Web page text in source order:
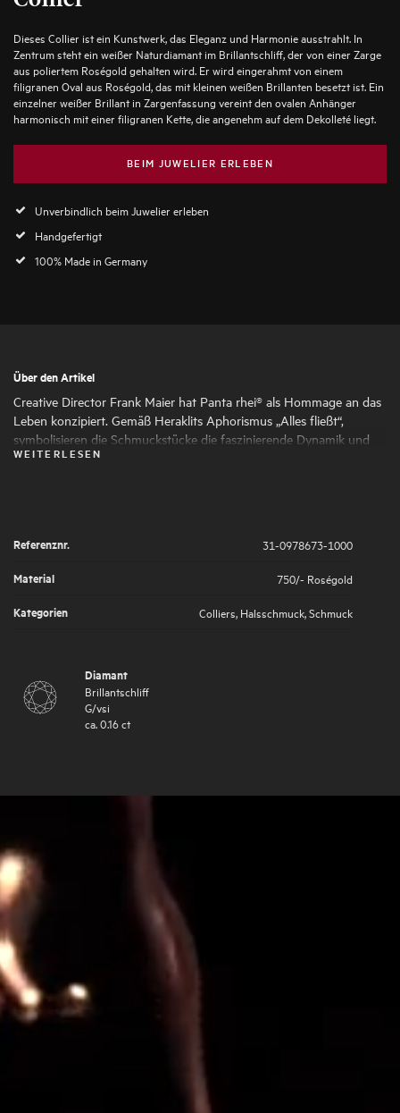
Dieses Collier ist ein Kunstwerk, das Eleganz und Harmonie ausstrahlt. In
Zentrum steht ein weißer Naturdiamant im Brillantschliff, der von einer Zarge
aus poliertem Roségold gehalten wird. Er wird eingerahmt von einem
filigranen Oval aus Roségold, das mit kleinen weißen Brillanten besetzt ist. Ein
einzelner weißer Brillant in Zargenfassung vereint den ovalen Anhänger
harmonisch mit einer filigranen Kette, die angenehm auf dem Dekolleté liegt.
BEIM JUWELIER ERLEBEN
Unverbindlich beim Juwelier erleben
Handgefertigt
100% Made in Germany
Über den Artikel
Creative Director Frank Maier hat Panta rhei® als Hommage an das
Leben konzipiert. Gemäß Heraklits Aphorismus „Alles fließt“,
symbolisieren die Schmuckstücke die faszinierende Dynamik und
den ständigen Wandel des Lebens. Runde und ovale Formen
des Lebens, die es wert sind, von uns gefeiert zu werden.
WEITERLESEN
Referenznr.
31-0978673-1000
Material
750/- Roségold
Kategorien
Colliers Halsschmuck Schmuck
Diamant
Brillantschliff
G/vsi
ca. 0.16ct